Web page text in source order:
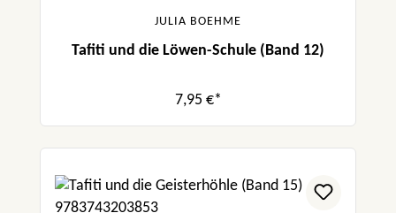
JULIA BOEHME
Tafiti und die Löwen-Schule (Band 12)
7,95 €*